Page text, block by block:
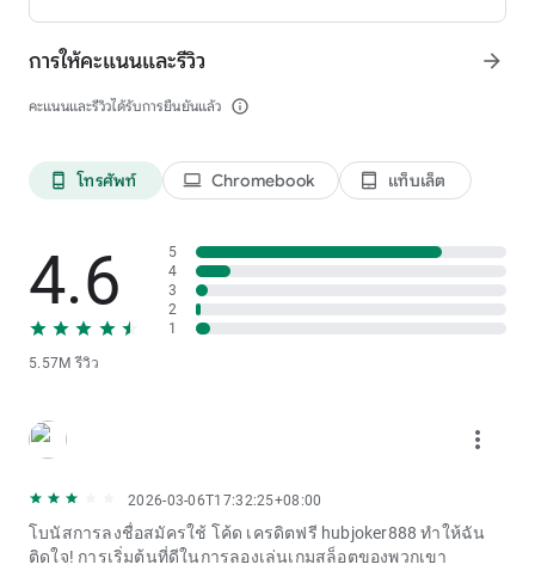
การให้คะแนนและรีวิว
คะแนนและรีวิวได้รับการยืนยันแล้ว info_outline
arrow_forward
phone_android โทรศัพท์ laptop Chromebook tablet_android แท็บเล็ต
4.6
5.57M รีวิว
5
4
3
2
1
more_vert
2026-03-06T17:32:25+08:00
โบนัสการลงชื่อสมัครใช้ โค้ด เครดิตฟรี hubjoker888 ทำให้ฉัน
ติดใจ! การเริ่มต้นที่ดีในการลองเล่นเกมสล็อตของพวกเขา